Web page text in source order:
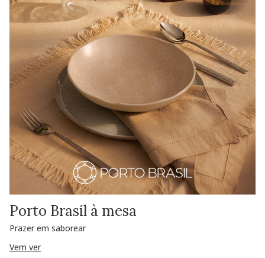
Porto Brasil à mesa
Prazer em saborear
Vem ver